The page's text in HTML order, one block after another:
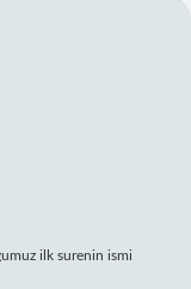
ilk surenin ismi